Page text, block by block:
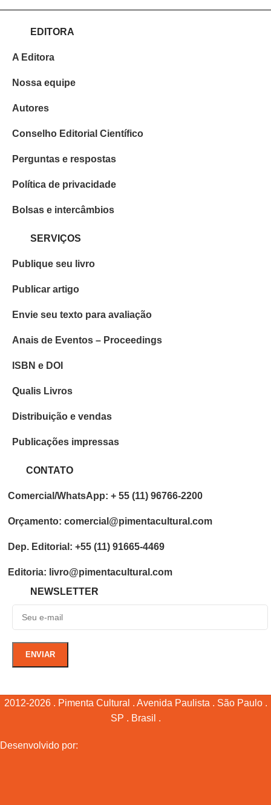
EDITORA
A Editora
Nossa equipe
Autores
Conselho Editorial Científico
Perguntas e respostas
Política de privacidade
Bolsas e intercâmbios
SERVIÇOS
Publique seu livro
Publicar artigo
Envie seu texto para avaliação
Anais de Eventos – Proceedings
ISBN e DOI
Qualis Livros
Distribuição e vendas
Publicações impressas
CONTATO
Comercial/WhatsApp: + 55 (11) 96766-2200
Orçamento: comercial@pimentacultural.com
Dep. Editorial: +55 (11) 91665-4469
Editoria: livro@pimentacultural.com
NEWSLETTER
2012-2026 . Pimenta Cultural . Avenida Paulista . São Paulo .
SP . Brasil .
Desenvolvido por: